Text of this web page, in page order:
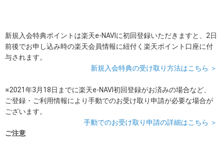
新規入会特典ポイントは楽天e-NAVIに初回登録いただきますと、2日
前後でお申し込み時の楽天会員情報に紐付く楽天ポイント口座に付
与されます。
新規入会特典の受け取り方法はこちら ＞
※2021年3月18日までに楽天e-NAVI初回登録がお済みの場合など、
ご登録・ご利用情報により手動でのお受け取り申請が必要な場合が
ございます。
手動でのお受け取り申請の詳細はこちら ＞
ご注意